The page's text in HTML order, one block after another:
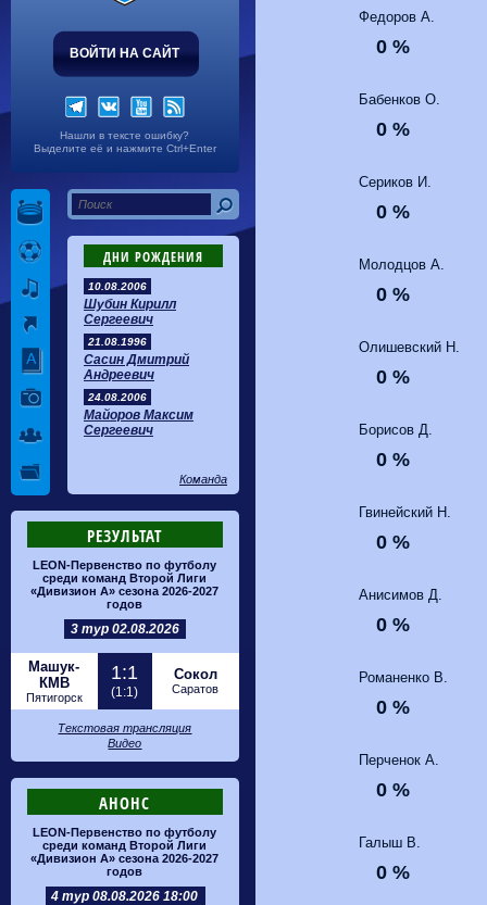
ВОЙТИ НА САЙТ
Нашли в тексте ошибку?
Выделите её и нажмите Ctrl+Enter
ДНИ РОЖДЕНИЯ
10.08.2006
Шубин Кирилл
Сергеевич
21.08.1996
Сасин Дмитрий
Андреевич
24.08.2006
Майоров Максим
Сергеевич
Команда
РЕЗУЛЬТАТ
LEON-Первенство по футболу
среди команд Второй Лиги
«Дивизион А» сезона 2026-2027
годов
3 тур 02.08.2026
Машук-
КМВ
Пятигорск
1:1
(1:1)
Сокол
Саратов
Текстовая трансляция
Видео
АНОНС
LEON-Первенство по футболу
среди команд Второй Лиги
«Дивизион А» сезона 2026-2027
годов
4 тур 08.08.2026 18:00
Федоров А.
0 %
Бабенков О.
0 %
Сериков И.
0 %
Молодцов А.
0 %
Олишевский Н.
0 %
Борисов Д.
0 %
Гвинейский Н.
0 %
Анисимов Д.
0 %
Романенко В.
0 %
Перченок А.
0 %
Галыш В.
0 %
0-1 Сибирь